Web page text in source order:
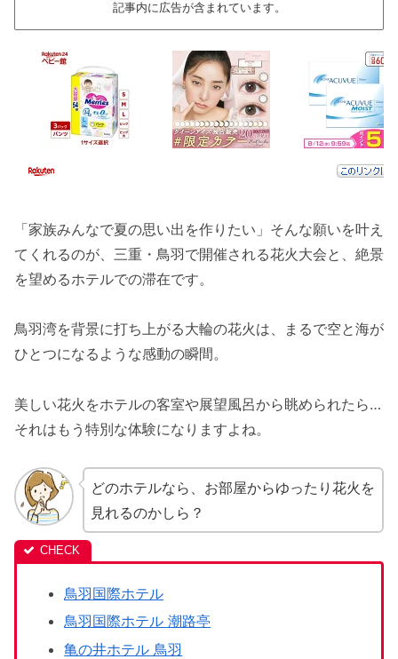
記事内に広告が含まれています。
「家族みんなで夏の思い出を作りたい」そんな願いを叶え
てくれるのが、三重・鳥羽で開催される花火大会と、絶景
を望めるホテルでの滞在です。
鳥羽湾を背景に打ち上がる大輪の花火は、まるで空と海が
ひとつになるような感動の瞬間。
美しい花火をホテルの客室や展望風呂から眺められたら…
それはもう特別な体験になりますよね。
どのホテルなら、お部屋からゆったり花火を
見れるのかしら？
鳥羽国際ホテル
鳥羽国際ホテル 潮路亭
亀の井ホテル 鳥羽